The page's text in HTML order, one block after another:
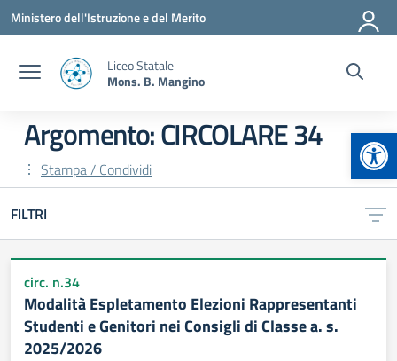
Vai ai contenuti
Vai al menu di navigazione
Vai al footer
Ministero dell'Istruzione e del Merito
Liceo Statale
Mons. B. Mangino
Argomento: CIRCOLARE 34
Stampa / Condividi
FILTRI
circ. n.34
Modalità Espletamento Elezioni Rappresentanti
Studenti e Genitori nei Consigli di Classe a. s.
2025/2026